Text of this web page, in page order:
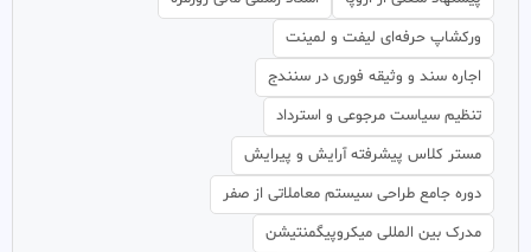
ورکشاپ حرفه‌ای لیفت و لمینت
اجاره سند و وثیقه فوری در سنندج
تنظیم سیاست مرجوعی و استرداد
مستر کلاس پیشرفته آرایش و پیرایش
دوره جامع طراحی سیستم معاملاتی از صفر
مدرک بین المللی میکروپیگمنتیشن